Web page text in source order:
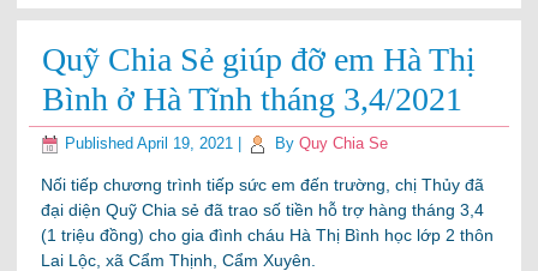
Quỹ Chia Sẻ giúp đỡ em Hà Thị
Bình ở Hà Tĩnh tháng 3,4/2021
Published April 19, 2021 By Quy Chia Se
Nối tiếp chương trình tiếp sức em đến trường, chị Thủy đã
đại diện Quỹ Chia sẻ đã trao số tiền hỗ trợ hàng tháng 3,4
(1 triệu đồng) cho gia đình cháu Hà Thị Bình học lớp 2 thôn
Lai Lộc, xã Cẩm Thịnh, Cẩm Xuyên.